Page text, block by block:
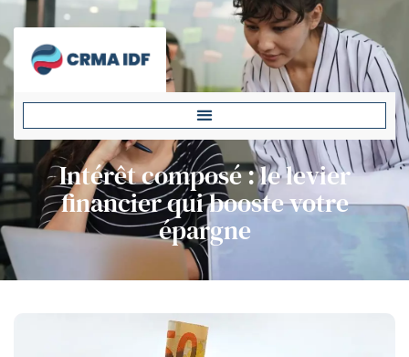
Intérêt composé : le levier
financier qui booste votre
épargne